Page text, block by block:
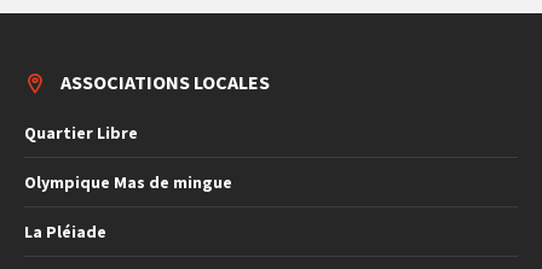
ASSOCIATIONS LOCALES
Quartier Libre
Olympique Mas de mingue
La Pléiade